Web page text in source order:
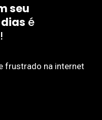
seu
é
frustrado na internet